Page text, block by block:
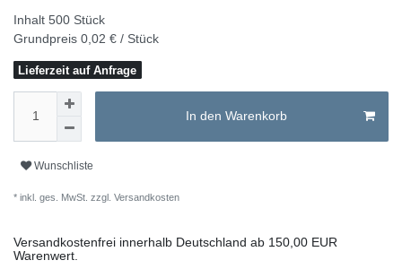
Inhalt 500 Stück
Grundpreis 0,02 € / Stück
Lieferzeit auf Anfrage
In den Warenkorb
Wunschliste
* inkl. ges. MwSt. zzgl. Versandkosten
Versandkostenfrei innerhalb Deutschland ab 150,00 EUR
Warenwert.